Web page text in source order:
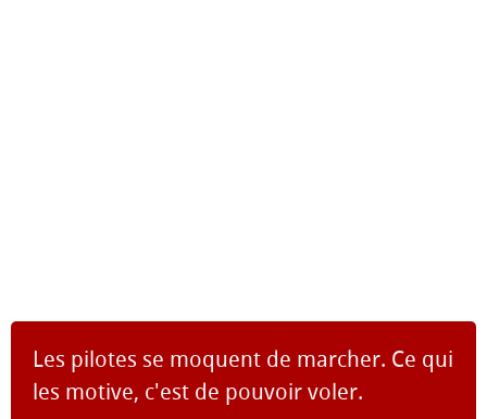
Les pilotes se moquent de marcher. Ce qui
les motive, c'est de pouvoir voler.